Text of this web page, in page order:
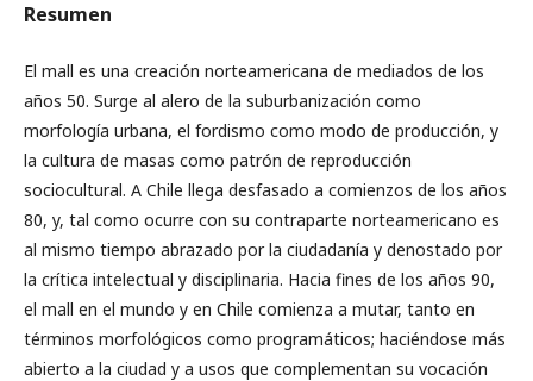
Resumen
El mall es una creación norteamericana de mediados de los
años 50. Surge al alero de la suburbanización como
morfología urbana, el fordismo como modo de producción, y
la cultura de masas como patrón de reproducción
sociocultural. A Chile llega desfasado a comienzos de los años
80, y, tal como ocurre con su contraparte norteamericano es
al mismo tiempo abrazado por la ciudadanía y denostado por
la crítica intelectual y disciplinaria. Hacia fines de los años 90,
el mall en el mundo y en Chile comienza a mutar, tanto en
términos morfológicos como programáticos; haciéndose más
abierto a la ciudad y a usos que complementan su vocación